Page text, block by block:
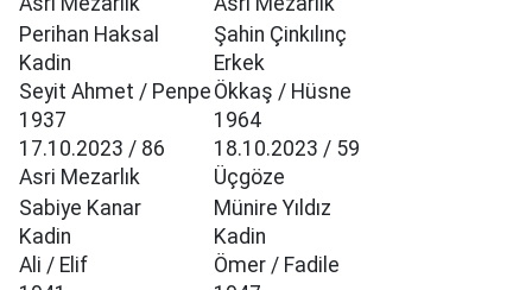
Perihan Haksal
Kadin
Seyit Ahmet / Penpe
1937
17.10.2023 / 86
Asri Mezarlık
Şahin Çinkılınç
Erkek
Ökkaş / Hüsne
1964
18.10.2023 / 59
Üçgöze
Sabiye Kanar
Kadin
Ali / Elif
Münire Yıldız
Kadin
Ömer / Fadile